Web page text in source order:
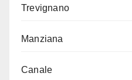
Trevignano
Manziana
Canale